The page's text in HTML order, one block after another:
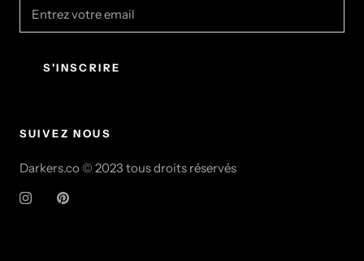
S'INSCRIRE
SUIVEZ NOUS
Darkers.co © 2023 tous droits réservés